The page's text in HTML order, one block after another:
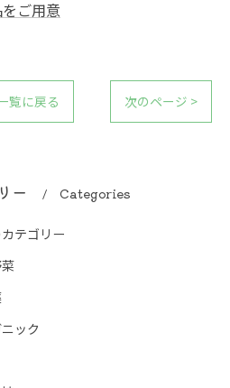
ご用意
覧に戻る 次のページ >
ー Categories
テゴリー
ック